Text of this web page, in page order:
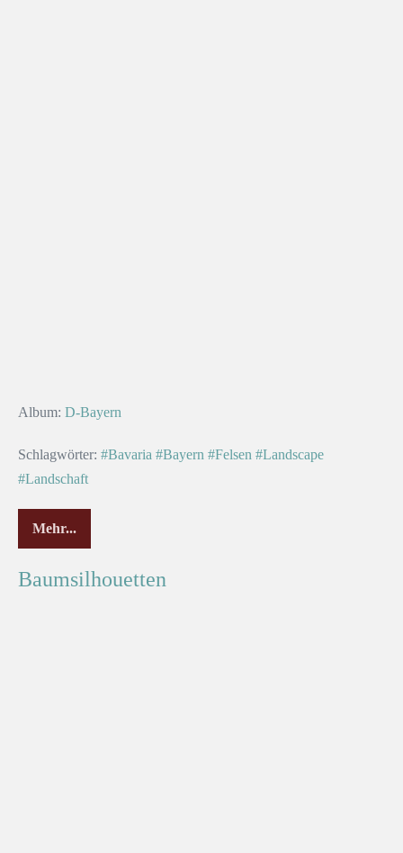
Album: D-Bayern
Schlagwörter: #Bavaria #Bayern #Felsen #Landscape
#Landschaft
Mehr...
Baumsilhouetten